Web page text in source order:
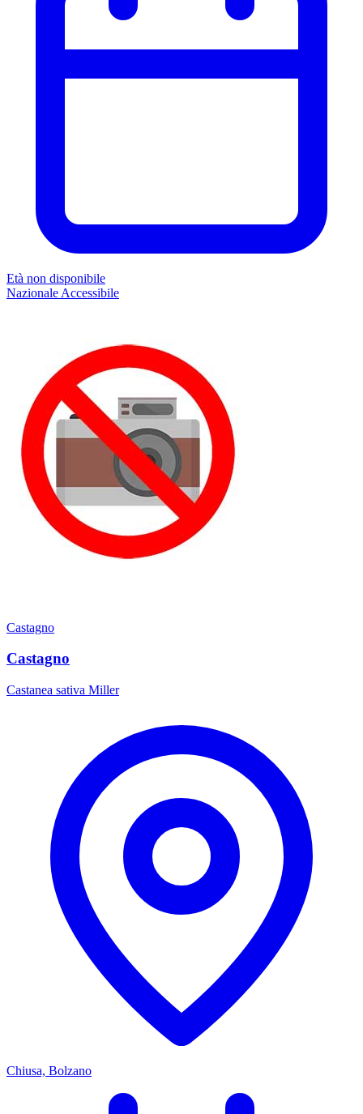
Età non disponibile
Nazionale Accessibile
Castagno
Castagno
Castanea sativa Miller
Chiusa, Bolzano